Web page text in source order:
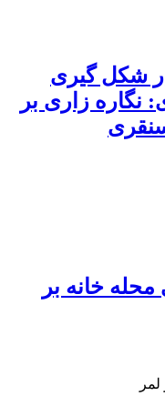
در شکل گیری
نگاره زاری بر
محله خانه بر